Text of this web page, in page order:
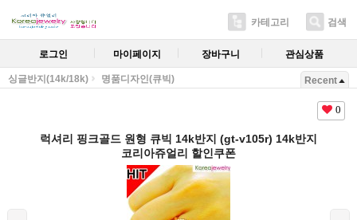
카테고리 검색
로그인 마이페이지 장바구니 관심상품
싱글반지(14k/18k) 명품디자인(큐빅) Recent
0
럭셔리 핑크골드 원형 큐빅 14k반지 (gt-v105r) 14k반지
코리아쥬얼리 할인쿠폰